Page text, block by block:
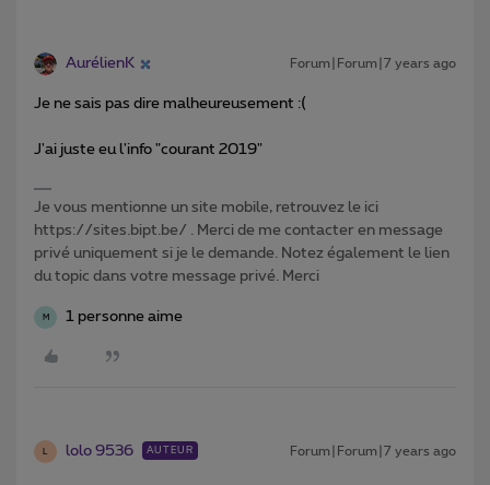
AurélienK Forum|Forum|7 years ago
Je ne sais pas dire malheureusement :(
J'ai juste eu l'info "courant 2019"
Je vous mentionne un site mobile, retrouvez le ici
https://sites.bipt.be/ . Merci de me contacter en message
privé uniquement si je le demande. Notez également le lien
du topic dans votre message privé. Merci
M 1 personne aime
lolo 9536 AUTEUR Forum|Forum|7 years ago